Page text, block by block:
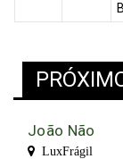
João Não
LuxFrágil